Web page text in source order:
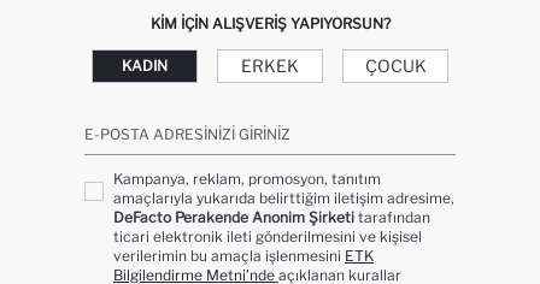
KIM IÇIN ALIŞVERIŞ YAPIYORSUN?
KADIN ERKEK ÇOCUK
E-POSTA ADRESINIZI GIRINIZ
Kampanya, reklam, promosyon, tanıtım
amaçlarıyla yukarıda belirttiğim iletişim adresime,
DeFacto Perakende Anonim Şirketi tarafından
ticari elektronik ileti gönderilmesini ve kişisel
verilerimin bu amaçla işlenmesini ETK
Bilgilendirme Metni’nde açıklanan kurallar